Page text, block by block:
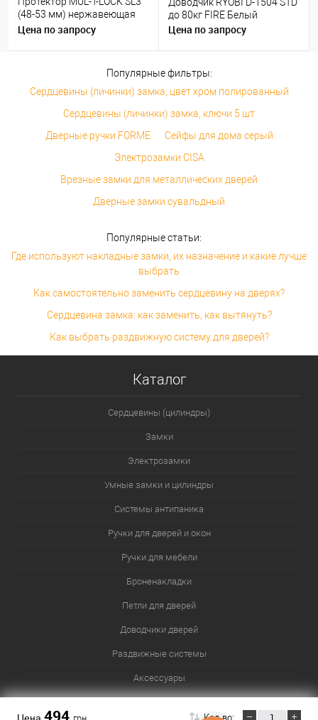
494 Кол-во:
(48-53 мм) нержавеющая
сталь
Цена по запросу
Доводчик RYOBI D-1504 STD
до 80кг FIRE Белый
Цена по запросу
Популярные фильтры:
Сердцевины (личинки) замка, цвет хром полированный
Сердцевины (личинки) замка, ключи 5 шт
Дверные ручки FORME
Сейфы для дома серый
Электрозамки CISA
Врезные замки для металлических дверей
Дверные замки сувальдный
Популярные статьи:
Где используют накладные замки, их назначение и какие лучше
выбрать
Как самостоятельно заменить сердцевину на дверях?
Сердцевина замка: как заменить, как вытянуть?
Как выбрать раздвижную систему для дверей?
Каталог
Сердцевины (цилиндры)
Замки
Электрозамки
Умные замки и цилиндры
Системы антипаника
Ручки для дверей и окон
Ручки для мебели
Броненакладки
Петли для дверей
Доводчики дверей
Раздвижные системы
Аксессуары